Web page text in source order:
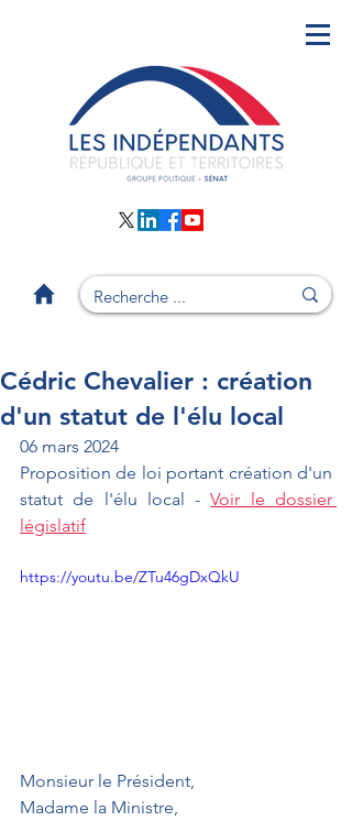
Cédric Chevalier : création
d'un statut de l'élu local
06 mars 2024
Proposition de loi portant création d'un
statut de l'élu local - Voir le dossier
législatif
https://youtu.be/ZTu46gDxQkU
Monsieur le Président,
Madame la Ministre,